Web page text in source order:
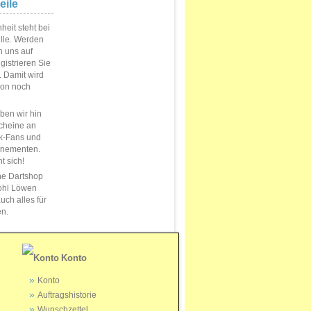
steht bei
Werden
uns auf
Sie
Damit wird
noch
wir hin
an
Fans und
sich!
Dartshop
Löwen
alles für
Konto
Konto
Auftragshistorie